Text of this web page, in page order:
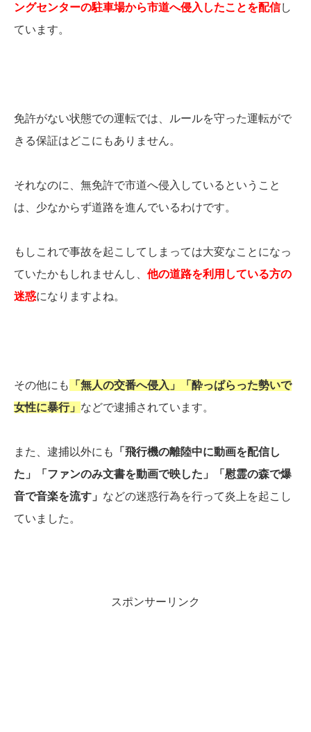
ングセンターの駐車場から市道へ侵入したことを配信し
ています。
免許がない状態での運転では、ルールを守った運転がで
きる保証はどこにもありません。
それなのに、無免許で市道へ侵入しているということ
は、少なからず道路を進んでいるわけです。
もしこれで事故を起こしてしまっては大変なことになっ
ていたかもしれませんし、 他の道路を利用している方の
迷惑になりますよね。
その他にも
「無人の交番へ侵入」「酔っぱらった勢いで
女性に暴行」 などで逮捕されています。
また、逮捕以外にも
「飛行機の離陸中に動画を配信し
た」「ファンのみ文書を動画で映した」「慰霊の森で爆
音で音楽を流す」 などの迷惑行為を行って炎上を起こし
ていました。
スポンサーリンク